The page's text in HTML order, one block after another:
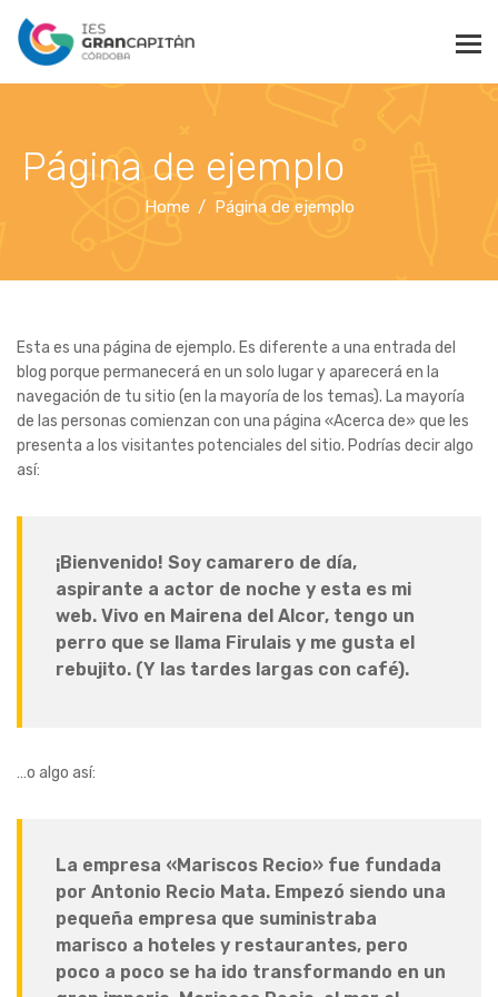
Página de ejemplo
Home Página de ejemplo
Esta es una página de ejemplo. Es diferente a una entrada del
blog porque permanecerá en un solo lugar y aparecerá en la
navegación de tu sitio (en la mayoría de los temas). La mayoría
de las personas comienzan con una página «Acerca de» que les
presenta a los visitantes potenciales del sitio. Podrías decir algo
así:
¡Bienvenido! Soy camarero de día,
aspirante a actor de noche y esta es mi
web. Vivo en Mairena del Alcor, tengo un
perro que se llama Firulais y me gusta el
rebujito. (Y las tardes largas con café).
…o algo así:
La empresa «Mariscos Recio» fue fundada
por Antonio Recio Mata. Empezó siendo una
pequeña empresa que suministraba
marisco a hoteles y restaurantes, pero
poco a poco se ha ido transformando en un